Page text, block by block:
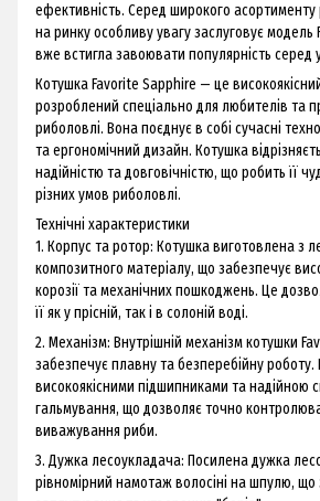
ефективність. Серед широкого
на ринку особливу увагу заслуговує модель
вже встигла завоювати популярність серед
Котушка Favorite Sapphire — це
розроблений спеціально для любителів та
риболовлі. Вона поєднує в собі сучасні
та ергономічний дизайн. Котушка
надійністю та довговічністю, що робить її
різних умов риболовлі.
Технічні характеристики
1. Корпус та ротор: Котушка виготовлена з
композитного матеріалу, що забезпечує
корозії та механічних пошкоджень. Це
її як у прісній, так і в солоній воді.
2. Механізм: Внутрішній механізм котушки
забезпечує плавну та безперебійну
високоякісними підшипниками та надійною
гальмування, що дозволяє точно
виважування риби.
3. Дужка лесоукладача: Посилена дужка
рівномірний намотаж волосіні на шпулю, що